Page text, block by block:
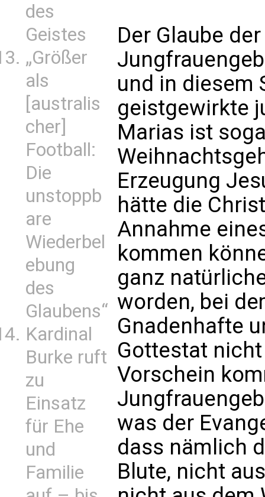
des
Geistes
„Größer
als
[australis
cher]
Football:
Die
unstoppb
are
Wiederbel
ebung
des
Glaubens“
Kardinal
Burke ruft
zu
Einsatz
für Ehe
und
Familie
Der Glaube
und in diesem
geistgewirkte
Marias ist
Erzeugung
hätte die
Annahme
kommen
ganz
worden, bei
Gnadenhafte
Gottestat
Vorschein
was der
dass nämlich
Blute, nicht